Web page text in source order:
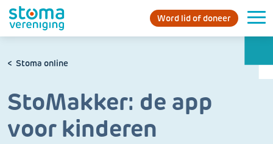
Word lid of doneer
Stoma online
StoMakker: de app
voor kinderen